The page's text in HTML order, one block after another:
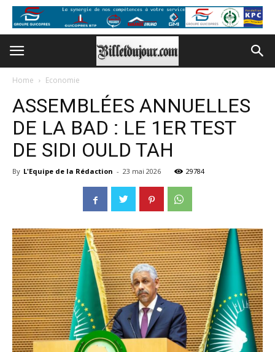
Home Economie
ASSEMBLÉES ANNUELLES
DE LA BAD : LE 1ER TEST
DE SIDI OULD TAH
By L'Equipe de la Rédaction - 23 mai 2026 29784